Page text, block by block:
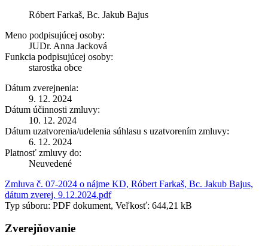
Róbert Farkaš, Bc. Jakub Bajus
Meno podpisujúcej osoby:
JUDr. Anna Jacková
Funkcia podpisujúcej osoby:
starostka obce
Dátum zverejnenia:
9. 12. 2024
Dátum účinnosti zmluvy:
10. 12. 2024
Dátum uzatvorenia/udelenia súhlasu s uzatvorením zmluvy:
6. 12. 2024
Platnosť zmluvy do:
Neuvedené
Zmluva č. 07-2024 o nájme KD, Róbert Farkaš, Bc. Jakub Bajus,
dátum zverej. 9.12.2024.pdf
Typ súboru: PDF dokument, Veľkosť: 644,21 kB
Zverejňovanie